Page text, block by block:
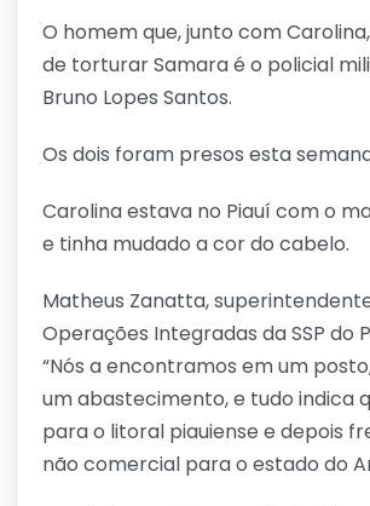
O homem que, junto com
de torturar Samara é o policial
Bruno Lopes Santos.
Os dois foram presos esta
Carolina estava no Piauí com o
e tinha mudado a cor do cabelo.
Matheus Zanatta,
Operações Integradas da SSP do
“Nós a encontramos em um
um abastecimento, e tudo indica
para o litoral piauiense e depois
não comercial para o estado do